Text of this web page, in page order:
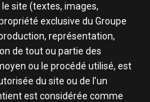
site (textes, images,
exclusive du Groupe
représentation,
de tout ou partie des
ou le procédé utilisé, est
du site ou de l’un
est considérée comme